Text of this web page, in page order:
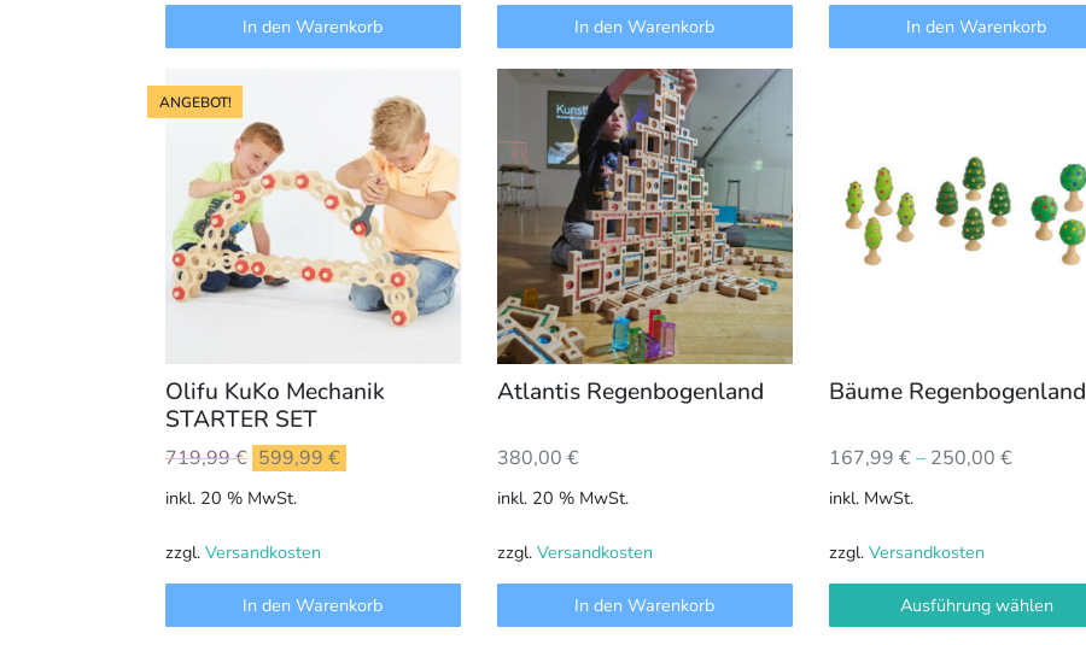
In den Warenkorb In den Warenkorb In den Warenkorb
ANGEBOT!
Olifu KuKo Mechanik
STARTER SET
719,99€ Ursprünglicher
Preis
719,99 €
599,99 €
inkl. 20 % MwSt.
zzgl. Versandkosten
In den Warenkorb
Atlantis Regenbogenland
380,00 €
inkl. 20 % MwSt.
zzgl. Versandkosten
In den Warenkorb
Bäume Regenbogenland
167,99 €– 250,00 €
inkl. MwSt.
zzgl. Versandkosten
Ausführung wählen
mehrere
Varianten
auf.
Produktseite
werden